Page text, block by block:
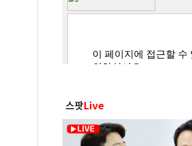
스팟Live